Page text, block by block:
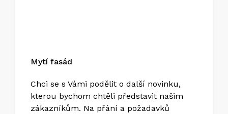
Mytí fasád
Chci se s Vámi podělit o další novinku,
kterou bychom chtěli představit našim
zákazníkům. Na přání a požadavků